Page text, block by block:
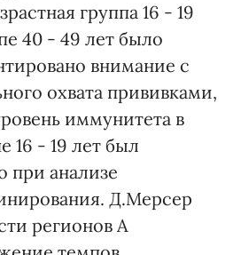
группа 16 - 19
40 - 49 лет было
внимание с
охвата прививками,
иммунитета в
16 - 19 лет был
при анализе
Д.Мерсер
регионов А